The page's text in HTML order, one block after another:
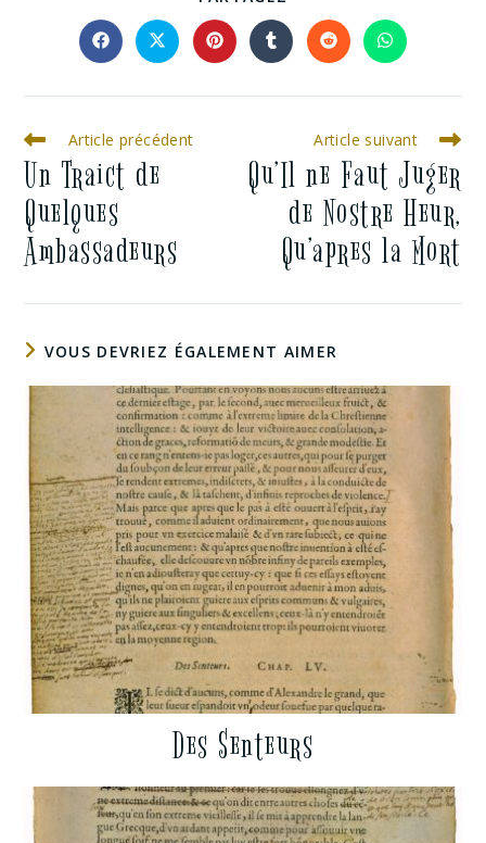
Article précédent
Un Traict de
Quelques
Ambassadeurs
Article suivant
Qu’Il ne Faut Juger
de Nostre Heur,
Qu’apres la Mort
VOUS DEVRIEZ ÉGALEMENT AIMER
Des Senteurs